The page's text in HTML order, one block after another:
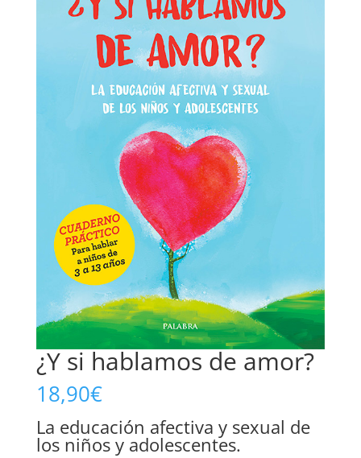
¿Y si hablamos de amor?
18,90€
La educación afectiva y sexual de
los niños y adolescentes.